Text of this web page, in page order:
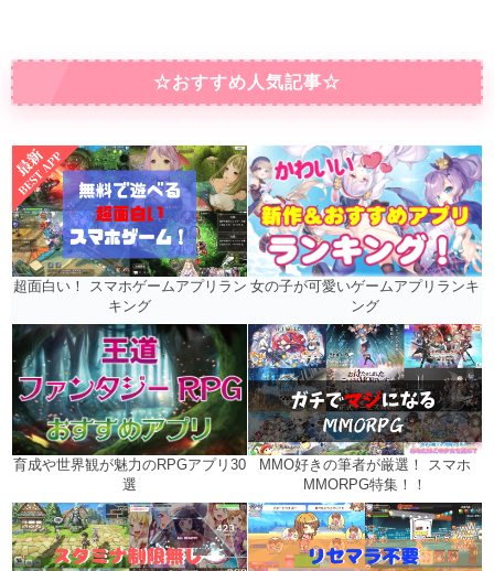
☆おすすめ人気記事☆
超面白い！ スマホゲームアプリラン
キング
女の子が可愛いゲームアプリランキ
ング
育成や世界観が魅力のRPGアプリ30
選
MMO好きの筆者が厳選！ スマホ
MMORPG特集！！